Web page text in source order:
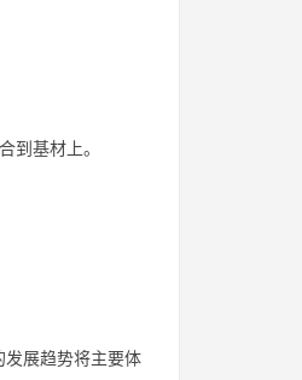
到基材上。
发展趋势将主要体